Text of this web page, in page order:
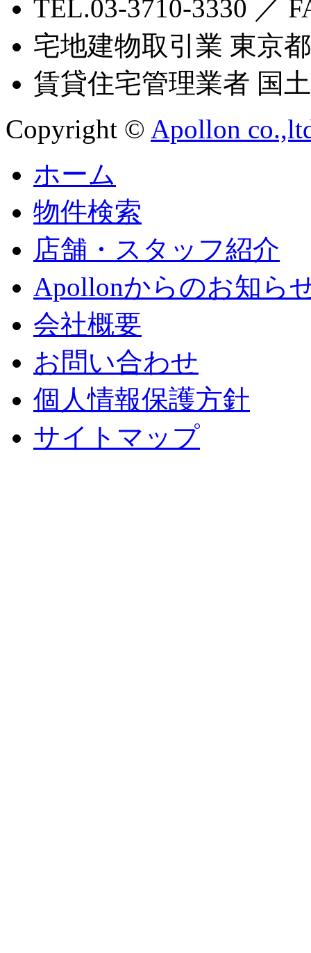
TEL.03-3710-3330 ／
宅地建物取引業 東京
賃貸住宅管理業者 国
Copyright © Apollon
ホーム
物件検索
店舗・スタッフ紹介
Apollonからのお知ら
会社概要
お問い合わせ
個人情報保護方針
サイトマップ